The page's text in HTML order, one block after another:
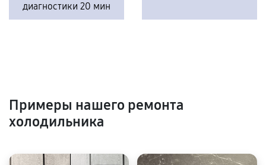
диагностики 20 мин
Примеры нашего ремонта
холодильника